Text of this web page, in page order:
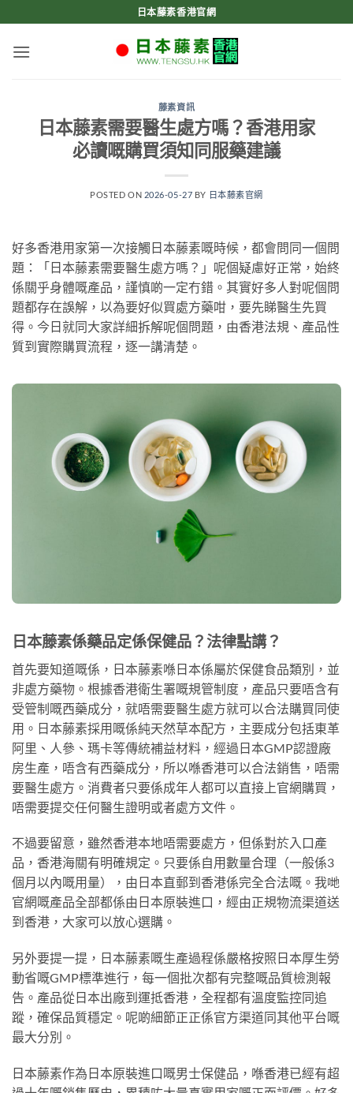
to
content
日本藤素香港官網
藤素資訊
日本藤素需要醫生處方嗎？香港用家
必讀嘅購買須知同服藥建議
POSTED ON 2026-05-27 BY 日本藤素官網
好多香港用家第一次接觸日本藤素嘅時候，都會問同一個問
題：「日本藤素需要醫生處方嗎？」呢個疑慮好正常，始終
係關乎身體嘅產品，謹慎啲一定冇錯。其實好多人對呢個問
題都存在誤解，以為要好似買處方藥咁，要先睇醫生先買
得。今日就同大家詳細拆解呢個問題，由香港法規、產品性
質到實際購買流程，逐一講清楚。
日本藤素係藥品定係保健品？法律點講？
首先要知道嘅係，日本藤素喺日本係屬於保健食品類別，並
非處方藥物。根據香港衛生署嘅規管制度，產品只要唔含有
受管制嘅西藥成分，就唔需要醫生處方就可以合法購買同使
用。日本藤素採用嘅係純天然草本配方，主要成分包括東革
阿里、人參、瑪卡等傳統補益材料，經過日本GMP認證廠
房生產，唔含有西藥成分，所以喺香港可以合法銷售，唔需
要醫生處方。消費者只要係成年人都可以直接上官網購買，
唔需要提交任何醫生證明或者處方文件。
不過要留意，雖然香港本地唔需要處方，但係對於入口產
品，香港海關有明確規定。只要係自用數量合理（一般係3
個月以內嘅用量），由日本直郵到香港係完全合法嘅。我哋
官網嘅產品全部都係由日本原裝進口，經由正規物流渠道送
到香港，大家可以放心選購。
另外要提一提，日本藤素嘅生產過程係嚴格按照日本厚生勞
動省嘅GMP標準進行，每一個批次都有完整嘅品質檢測報
告。產品從日本出廠到運抵香港，全程都有溫度監控同追
蹤，確保品質穩定。呢啲細節正正係官方渠道同其他平台嘅
最大分別。
日本藤素作為日本原裝進口嘅男士保健品，喺香港已經有超